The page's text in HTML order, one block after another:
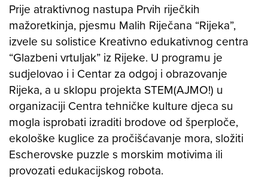
Prije atraktivnog nastupa Prvih riječkih
mažoretkinja, pjesmu Malih Riječana “Rijeka”,
izvele su solistice Kreativno edukativnog centra
“Glazbeni vrtuljak” iz Rijeke. U programu je
sudjelovao i i Centar za odgoj i obrazovanje
Rijeka, a u sklopu projekta STEM(AJMO!) u
organizaciji Centra tehničke kulture djeca su
mogla isprobati izraditi brodove od šperploče,
ekološke kuglice za pročišćavanje mora, složiti
Escherovske puzzle s morskim motivima ili
provozati edukacijskog robota.